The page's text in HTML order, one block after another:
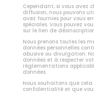
Cependant, si vous avez
diffusion, nous pouvons
avez fournies pour vous
spéciales. Vous pouvez
sur le lien de
Nous prenons toutes les
données personnelles
abusive ou divulgation.
données et à respecter
réglementations
données.
Nous souhaitons que
confidentialité et que